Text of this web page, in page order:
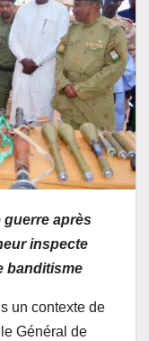
guerre après
inspecte
banditisme
un contexte de
Général de